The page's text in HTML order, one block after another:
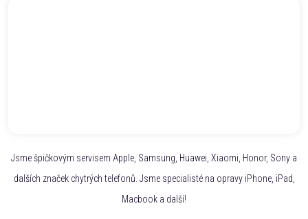
Jsme špičkovým servisem Apple, Samsung, Huawei, Xiaomi, Honor, Sony a
dalších značek chytrých telefonů. Jsme specialisté na opravy iPhone, iPad,
Macbook a další!